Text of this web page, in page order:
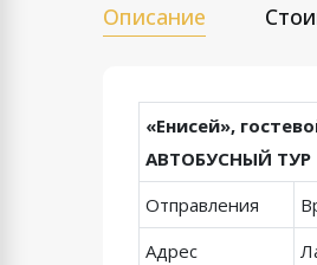
Описание
«Енисей»,
АВТОБУСНЫЙ ТУР
Отправления
Адрес